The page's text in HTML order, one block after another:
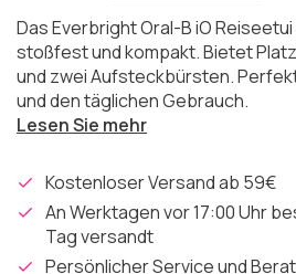
Das Everbright Oral-B iO
stoßfest und kompakt. Bietet
und zwei Aufsteckbürsten.
und den täglichen Gebrauch.
Lesen Sie mehr
Kostenloser Versand ab 59€
An Werktagen vor 17:00 Uhr
Tag versandt
Persönlicher Service und